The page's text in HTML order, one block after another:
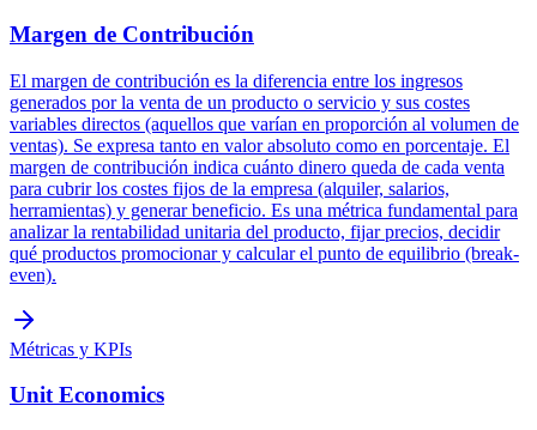
Margen de Contribución
El margen de contribución es la diferencia entre los ingresos
generados por la venta de un producto o servicio y sus costes
variables directos (aquellos que varían en proporción al volumen de
ventas). Se expresa tanto en valor absoluto como en porcentaje. El
margen de contribución indica cuánto dinero queda de cada venta
para cubrir los costes fijos de la empresa (alquiler, salarios,
herramientas) y generar beneficio. Es una métrica fundamental para
analizar la rentabilidad unitaria del producto, fijar precios, decidir
qué productos promocionar y calcular el punto de equilibrio (break-
even).
Métricas y KPIs
Unit Economics